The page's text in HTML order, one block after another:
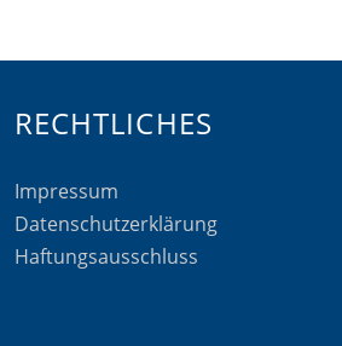
RECHTLICHES
Impressum
Datenschutzerklärung
Haftungsausschluss